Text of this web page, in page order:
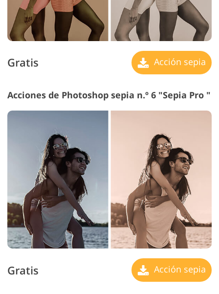
Gratis Acción sepia
Acciones de Photoshop sepia n.º 6 "Sepia Pro "
Gratis Acción sepia